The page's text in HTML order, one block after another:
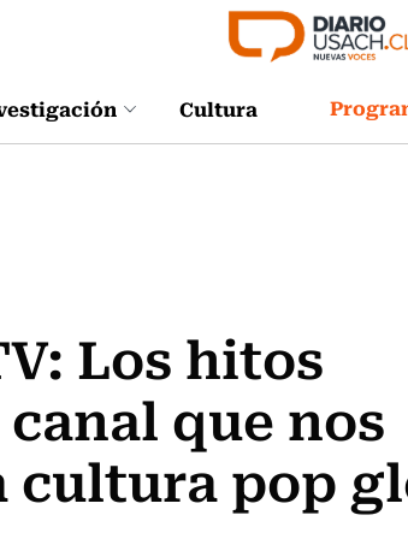
Cultura
Los hitos
que nos
cultura pop